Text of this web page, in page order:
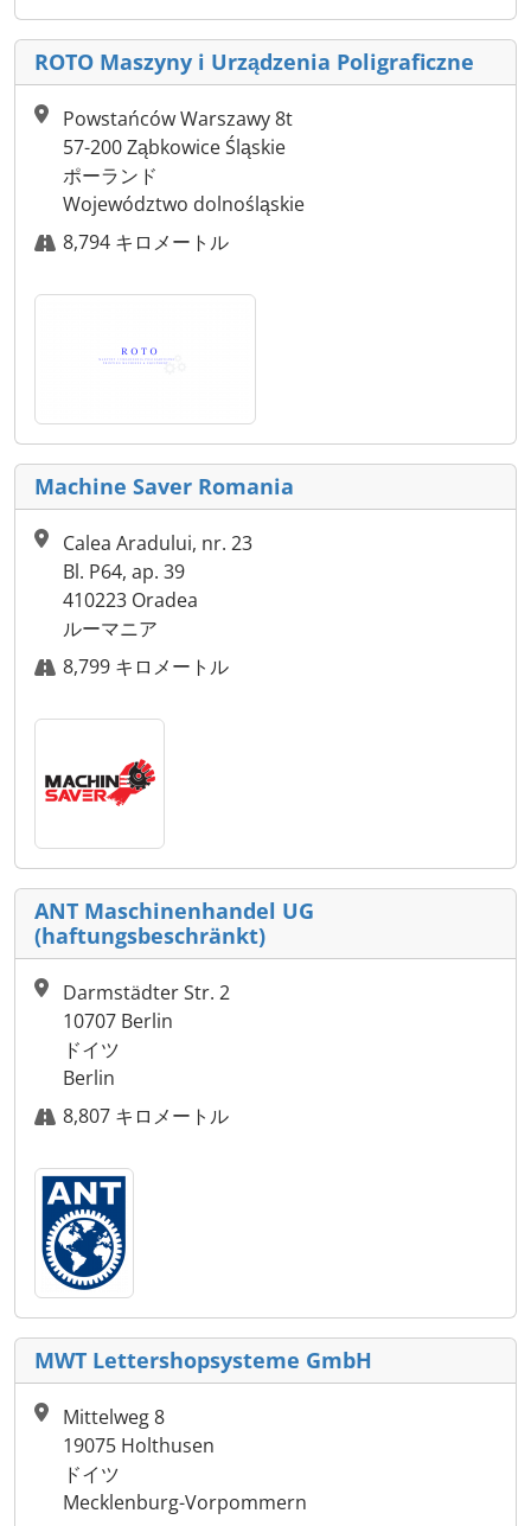
ROTO Maszyny i Urządzenia Poligraficzne
Powstańców Warszawy 8t
57-200 Ząbkowice Śląskie
ポーランド
Województwo dolnośląskie
8,794 キロメートル
Machine Saver Romania
Calea Aradului, nr. 23
Bl. P64, ap. 39
410223 Oradea
ルーマニア
8,799 キロメートル
ANT Maschinenhandel UG
(haftungsbeschränkt)
Darmstädter Str. 2
10707 Berlin
ドイツ
Berlin
8,807 キロメートル
MWT Lettershopsysteme GmbH
Mittelweg 8
19075 Holthusen
ドイツ
Mecklenburg-Vorpommern